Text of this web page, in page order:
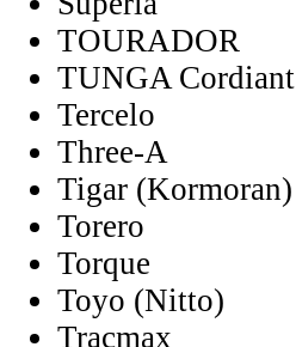
TOURADOR
TUNGA Cordiant
Tercelo
Three-A
Tigar (Kormoran)
Torero
Torque
Toyo (Nitto)
Tracmax